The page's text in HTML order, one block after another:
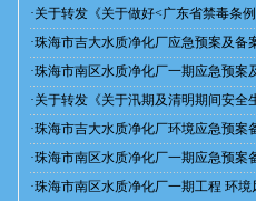
·关于转发《关于做好<广东省禁毒条
·珠海市吉大水质净化厂应急预案及备
·珠海市南区水质净化厂一期应急预案
·关于转发《关于汛期及清明期间安全
·珠海市吉大水质净化厂环境应急预案
·珠海市南区水质净化厂一期应急预案
·珠海市南区水质净化厂一期工程 环